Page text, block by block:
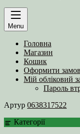
Menu
Головна
Магазин
Кошик
Оформити
Мій обліковий
Пароль
Артур 0638317522
Категорії